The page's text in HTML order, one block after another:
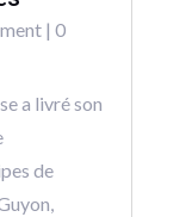
| 0
a livré son
de